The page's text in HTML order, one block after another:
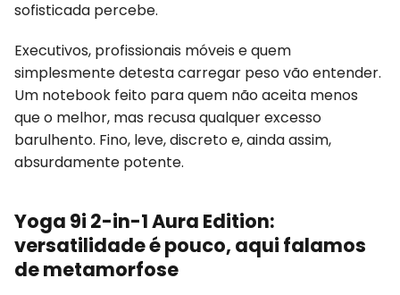
sofisticada percebe.
Executivos, profissionais móveis e quem
simplesmente detesta carregar peso vão entender.
Um notebook feito para quem não aceita menos
que o melhor, mas recusa qualquer excesso
barulhento. Fino, leve, discreto e, ainda assim,
absurdamente potente.
Yoga 9i 2-in-1 Aura Edition:
versatilidade é pouco, aqui falamos
de metamorfose